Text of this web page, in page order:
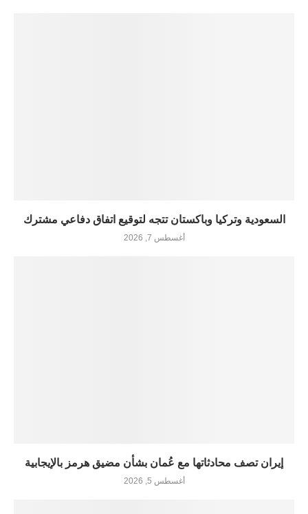
السعودية وتركيا وباكستان تتجه لتوقيع اتفاق دفاعي مشترك
أغسطس 7, 2026
إيران تصف محادثاتها مع عُمان بشأن مضيق هرمز بالإيجابية
أغسطس 5, 2026